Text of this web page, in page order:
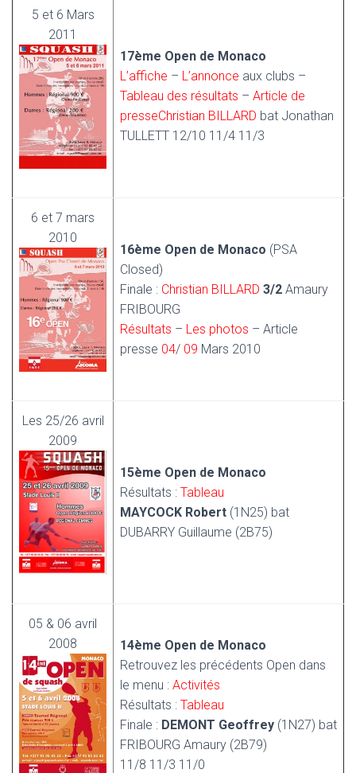
5 et 6 Mars
2011
17ème Open de Monaco
L’affiche – L’annonce aux clubs –
Tableau des résultats – Article de
presseChristian BILLARD bat Jonathan
TULLETT 12/10 11/4 11/3
6 et 7 mars
2010
16ème Open de Monaco (PSA
Closed)
Finale : Christian BILLARD 3/2 Amaury
FRIBOURG
Résultats – Les photos – Article
presse 04/ 09 Mars 2010
Les 25/26 avril
2009
15ème Open de Monaco
Résultats : Tableau
MAYCOCK Robert (1N25) bat
DUBARRY Guillaume (2B75)
05 & 06 avril
2008
14ème Open de Monaco
Retrouvez les précédents Open dans
le menu : Activités
Résultats : Tableau
Finale : DEMONT Geoffrey (1N27) bat
FRIBOURG Amaury (2B79)
11/8 11/3 11/0